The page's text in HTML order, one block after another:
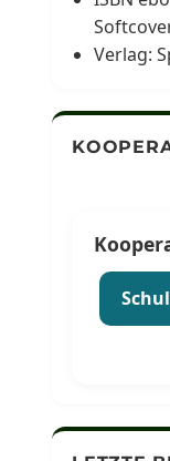
Verlag: